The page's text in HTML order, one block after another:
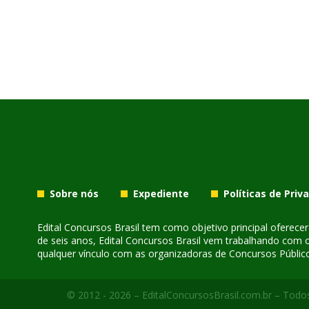
Sobre nós Expediente Políticas de
Edital Concursos Brasil tem como objetivo principal
de seis anos, Edital Concursos Brasil vem trabalhando
qualquer vínculo com as organizadoras de Concursos
© 2012 - 2026 – EditalConcursosBrasil.com.br –